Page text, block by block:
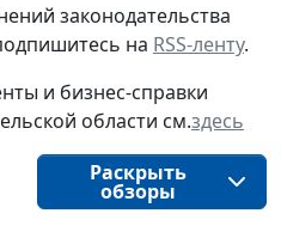
законодательства
на RSS-ленту.
и бизнес-справки
области см.здесь
Раскрыть
обзоры